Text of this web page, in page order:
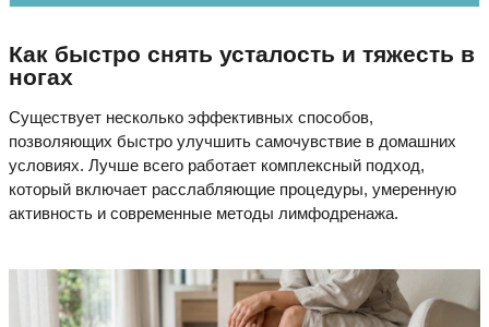
Как быстро снять усталость и тяжесть в
ногах
Существует несколько эффективных способов,
позволяющих быстро улучшить самочувствие в домашних
условиях. Лучше всего работает комплексный подход,
который включает расслабляющие процедуры, умеренную
активность и современные методы лимфодренажа.